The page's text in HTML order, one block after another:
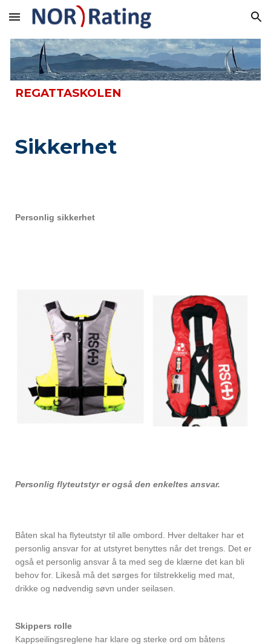
Skip to main content Skip to navigation
REGATTASKOLEN
Sikkerhet
Personlig sikkerhet
Personlig flyteutstyr er også den enkeltes ansvar.
Båten skal ha flyteutstyr til alle ombord. Hver deltaker har et
personlig ansvar for at utstyret benyttes når det trengs. Det er
også et personlig ansvar å ta med seg de klærne det kan bli
behov for. Likeså må det sørges for tilstrekkelig med mat,
drikke og nødvendig søvn under seilasen.
Skippers rolle
Kappseilingsreglene har klare og sterke ord om båtens